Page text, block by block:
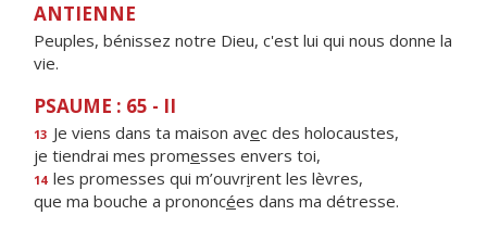
ANTIENNE
Peuples, bénissez notre Dieu, c'est lui qui nous donne la
vie.
PSAUME : 65 - II
13 Je viens dans ta maison avec des holocaustes,
je tiendrai mes promesses envers toi,
14 les promesses qui m’ouvrirent les lèvres,
que ma bouche a prononcées dans ma détresse.